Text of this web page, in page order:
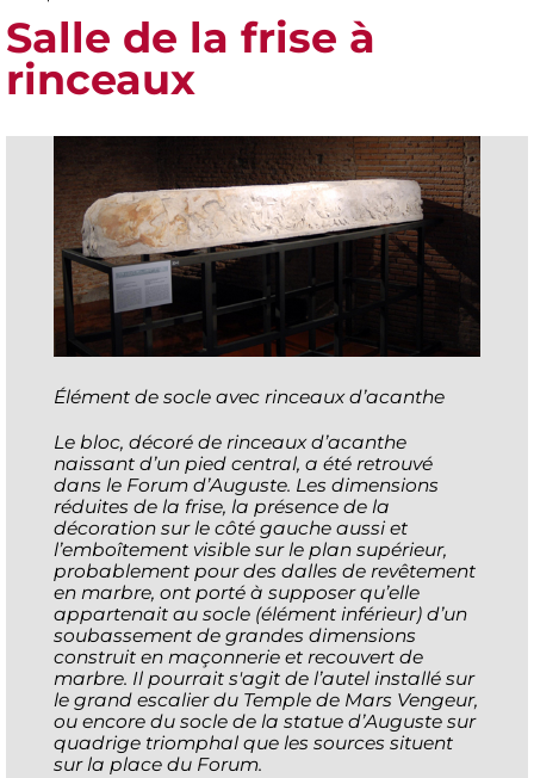
Salle de la frise à
rinceaux
Élément de socle avec rinceaux d’acanthe
Le bloc, décoré de rinceaux d’acanthe
naissant d’un pied central, a été retrouvé
dans le Forum d’Auguste. Les dimensions
réduites de la frise, la présence de la
décoration sur le côté gauche aussi et
l’emboîtement visible sur le plan supérieur,
probablement pour des dalles de revêtement
en marbre, ont porté à supposer qu’elle
appartenait au socle (élément inférieur) d’un
soubassement de grandes dimensions
construit en maçonnerie et recouvert de
marbre. Il pourrait s'agit de l’autel installé sur
le grand escalier du Temple de Mars Vengeur,
ou encore du socle de la statue d’Auguste sur
quadrige triomphal que les sources situent
sur la place du Forum.